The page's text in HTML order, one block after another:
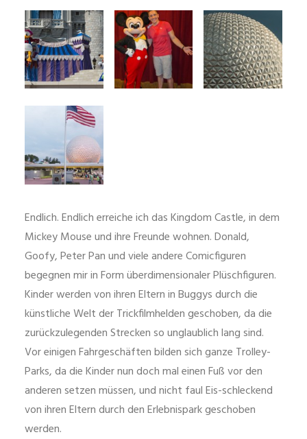
Endlich. Endlich erreiche ich das Kingdom Castle, in dem
Mickey Mouse und ihre Freunde wohnen. Donald,
Goofy, Peter Pan und viele andere Comicfiguren
begegnen mir in Form überdimensionaler Plüschfiguren.
Kinder werden von ihren Eltern in Buggys durch die
künstliche Welt der Trickfilmhelden geschoben, da die
zurückzulegenden Strecken so unglaublich lang sind.
Vor einigen Fahrgeschäften bilden sich ganze Trolley-
Parks, da die Kinder nun doch mal einen Fuß vor den
anderen setzen müssen, und nicht faul Eis-schleckend
von ihren Eltern durch den Erlebnispark geschoben
werden.